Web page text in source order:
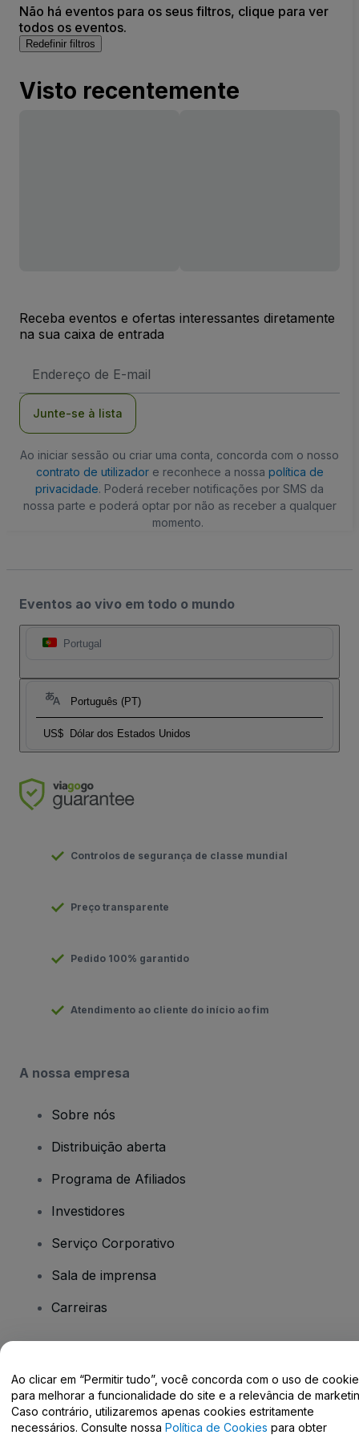
Não há eventos para os seus filtros, clique para ver
todos os eventos.
Redefinir filtros
Visto recentemente
Receba eventos e ofertas interessantes diretamente
na sua caixa de entrada
de
Junte-se à lista
Ao iniciar sessão ou criar uma conta, concorda com o nosso
contrato de utilizadore reconhece a nossa política de
privacidade. Poderá receber notificações por SMS da
nossa parte e poderá optar por não as receber a qualquer
momento.
Eventos ao vivo em todo o mundo
Portugal
Português (PT)
US$ Dólar dos Estados Unidos
Controlos de segurança de classe mundial
Preço transparente
Pedido 100% garantido
Atendimento ao cliente do início ao fim
A nossa empresa
Sobre nós
Distribuição aberta
Programa de Afiliados
Investidores
Serviço Corporativo
Sala de imprensa
Carreiras
Centro de Ajuda / Fale Conosco
Ao clicar em “Permitir tudo”, você concorda com o uso de
para melhorar a funcionalidade do site e a relevância de
Caso contrário, utilizaremos apenas cookies estritamente
necessários. Consulte nossa Política de Cookies para obter